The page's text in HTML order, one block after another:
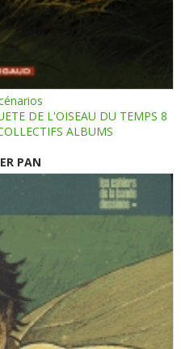
DE L'OISEAU DU TEMPS 8
ALBUMS
PAN